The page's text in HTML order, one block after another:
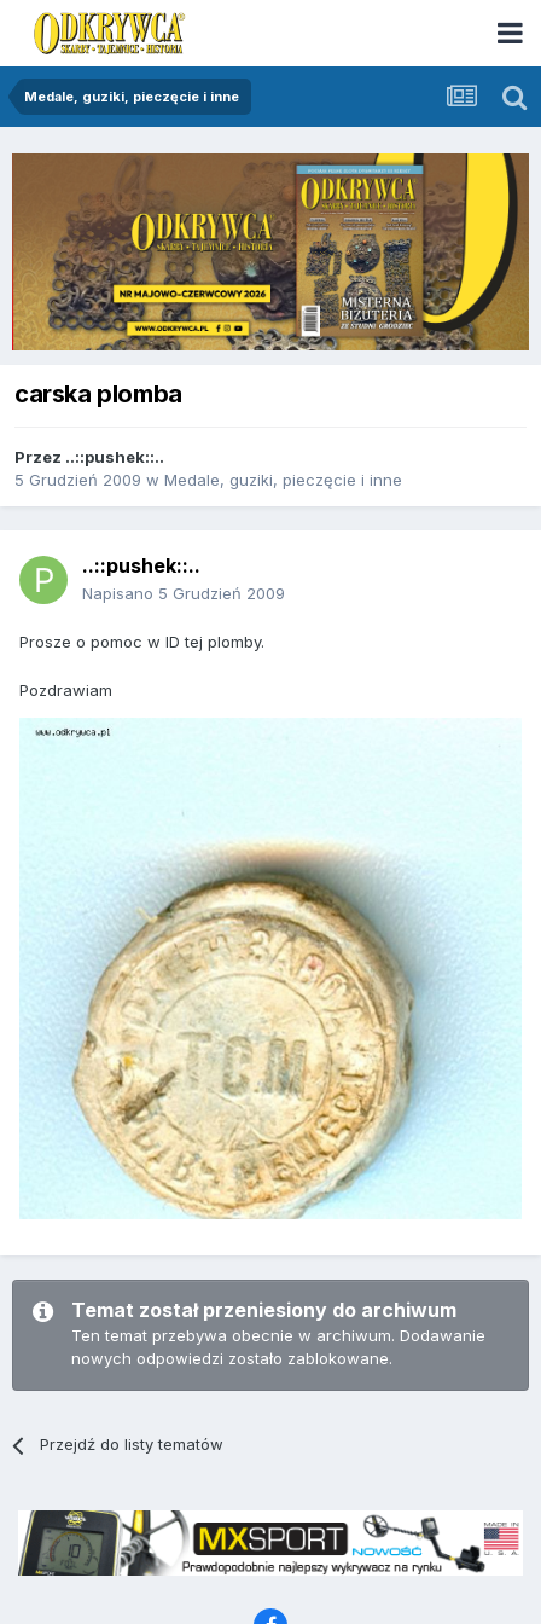
Medale, guziki, pieczęcie i inne
carska plomba
Przez ..::pushek::..
5 Grudzień 2009 w Medale, guziki, pieczęcie i inne
..::pushek::..
Napisano 5 Grudzień 2009
Prosze o pomoc w ID tej plomby.
Pozdrawiam
Temat został przeniesiony do archiwum
Ten temat przebywa obecnie w archiwum. Dodawanie
nowych odpowiedzi zostało zablokowane.
Przejdź do listy tematów